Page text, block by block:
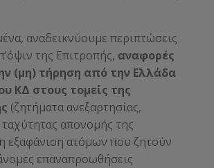
αναδεικνύουμε περιπτώσεις
της Επιτροπής, αναφορές
(μη) τήρηση από την Ελλάδα
ΚΔ στους τομείς της
(ζητήματα ανεξαρτησίας,
ταχύτητας απονομής της
εξαφάνιση ατόμων που ζητούν
επαναπροωθήσεις